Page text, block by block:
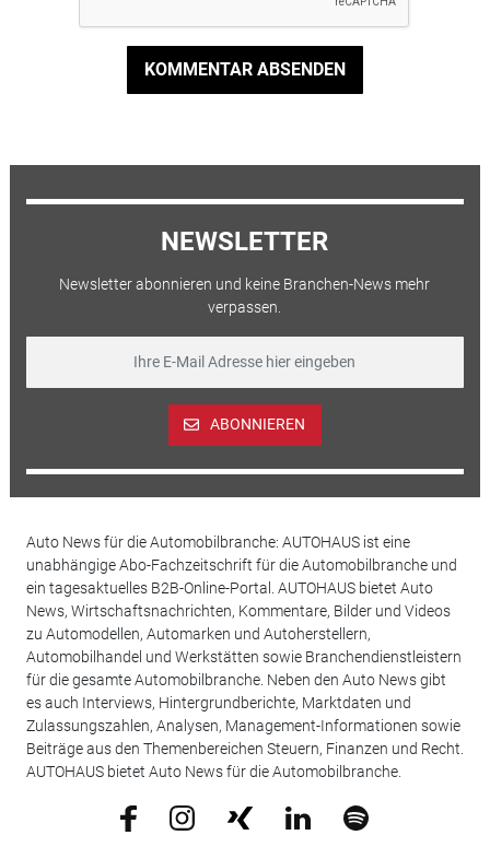
KOMMENTAR ABSENDEN
NEWSLETTER
Newsletter abonnieren und keine Branchen-News mehr
verpassen.
ABONNIEREN
Auto News für die Automobilbranche: AUTOHAUS ist eine
unabhängige Abo-Fachzeitschrift für die Automobilbranche und
ein tagesaktuelles B2B-Online-Portal. AUTOHAUS bietet Auto
News, Wirtschaftsnachrichten, Kommentare, Bilder und Videos
zu Automodellen, Automarken und Autoherstellern,
Automobilhandel und Werkstätten sowie Branchendienstleistern
für die gesamte Automobilbranche. Neben den Auto News gibt
es auch Interviews, Hintergrundberichte, Marktdaten und
Zulassungszahlen, Analysen, Management-Informationen sowie
Beiträge aus den Themenbereichen Steuern, Finanzen und Recht.
AUTOHAUS bietet Auto News für die Automobilbranche.